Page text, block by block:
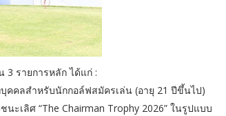
รายการหลัก ได้แก่ :
คคลสำหรับนักกอล์ฟสมัครเล่น (อายุ 21 ปีขึ้นไป)
ะเลิศ “The Chairman Trophy 2026” ในรูปแบบ